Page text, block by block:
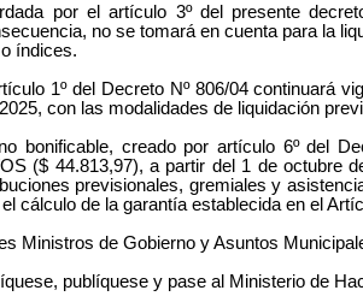
por el artículo 3º del presente
no se tomará en cuenta para la
índices.
1º del Decreto Nº 806/04 continuará
con las modalidades de liquidación
bonificable, creado por artículo 6º del
($ 44.813,97), a partir del 1 de octubre
previsionales, gremiales y
cálculo de la garantía establecida en el
Ministros de Gobierno y Asuntos
publíquese y pase al Ministerio de